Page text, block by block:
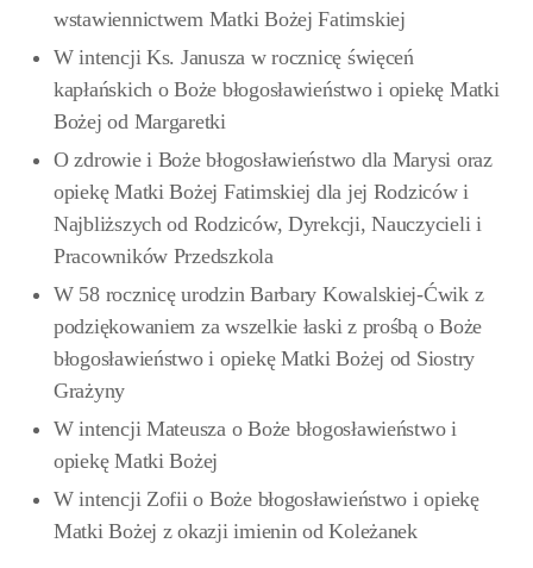
wstawiennictwem Matki Bożej Fatimskiej
W intencji Ks. Janusza w rocznicę święceń
kapłańskich o Boże błogosławieństwo i opiekę Matki
Bożej od Margaretki
O zdrowie i Boże błogosławieństwo dla Marysi oraz
opiekę Matki Bożej Fatimskiej dla jej Rodziców i
Najbliższych od Rodziców, Dyrekcji, Nauczycieli i
Pracowników Przedszkola
W 58 rocznicę urodzin Barbary Kowalskiej-Ćwik z
podziękowaniem za wszelkie łaski z prośbą o Boże
błogosławieństwo i opiekę Matki Bożej od Siostry
Grażyny
W intencji Mateusza o Boże błogosławieństwo i
opiekę Matki Bożej
W intencji Zofii o Boże błogosławieństwo i opiekę
Matki Bożej z okazji imienin od Koleżanek